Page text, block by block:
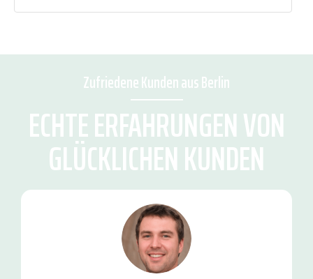
Zufriedene Kunden aus Berlin
ECHTE ERFAHRUNGEN VON
GLÜCKLICHEN KUNDEN